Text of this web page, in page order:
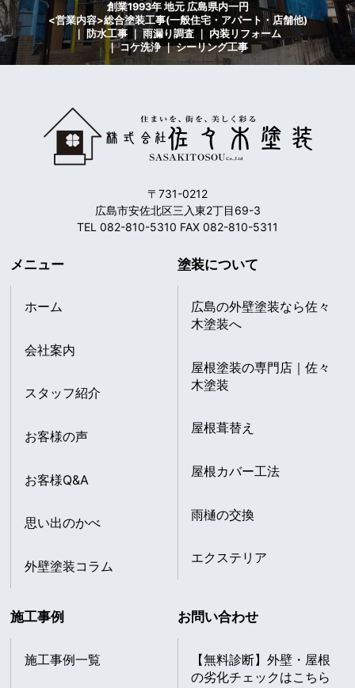
創業1993年 地元 広島県内一円
<営業内容>総合塗装工事(一般住宅・アパート・店舗他)
｜ 防水工事 ｜ 雨漏り調査 ｜ 内装リフォーム
｜ コケ洗浄 ｜ シーリング工事
〒731-0212
広島市安佐北区三入東2丁目69-3
TEL 082-810-5310 FAX 082-810-5311
メニュー
ホーム
会社案内
スタッフ紹介
お客様の声
お客様Q&A
思い出のかべ
外壁塗装コラム
塗装について
広島の外壁塗装なら佐々
木塗装へ
屋根塗装の専門店｜佐々
木塗装
屋根葺替え
屋根カバー工法
雨樋の交換
エクステリア
施工事例
施工事例一覧
お問い合わせ
【無料診断】外壁・屋根
の劣化チェックはこちら